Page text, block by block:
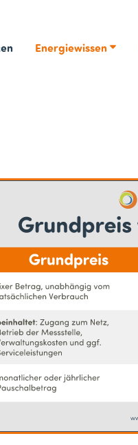
Energiewissen